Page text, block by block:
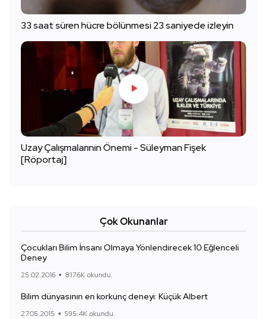
33 saat süren hücre bölünmesi 23 saniyede izleyin
Uzay Çalışmalarının Önemi - Süleyman Fişek
[Röportaj]
Çok Okunanlar
Çocukları Bilim İnsanı Olmaya Yönlendirecek 10 Eğlenceli
Deney
25.02.2016 817.6K okundu.
Bilim dünyasının en korkunç deneyi: Küçük Albert
27.05.2015 595.4K okundu.